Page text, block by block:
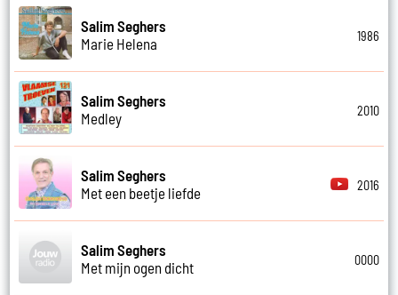
Salim Seghers
Marie Helena
1986
Salim Seghers
Medley
2010
Salim Seghers
Met een beetje liefde
2016
Salim Seghers
Met mijn ogen dicht
0000